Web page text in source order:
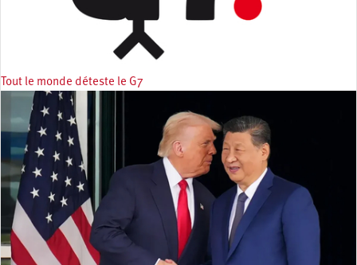
Tout le monde déteste le G7